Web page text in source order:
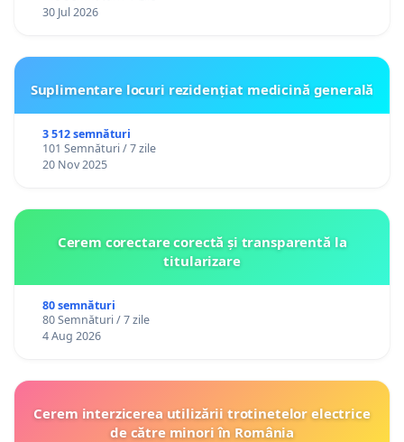
30 Jul 2026
Suplimentare locuri rezidențiat medicină generală
3 512 semnături
101 Semnături / 7 zile
20 Nov 2025
Cerem corectare corectă și transparentă la
titularizare
80 semnături
80 Semnături / 7 zile
4 Aug 2026
Cerem interzicerea utilizării trotinetelor electrice
de către minori în România